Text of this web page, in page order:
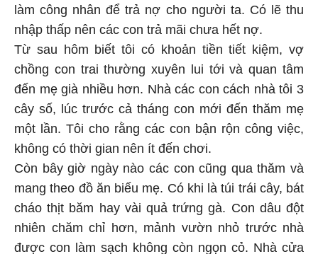
làm công nhân để trả nợ cho người ta. Có lẽ thu
nhập thấp nên các con trả mãi chưa hết nợ.
Từ sau hôm biết tôi có khoản tiền tiết kiệm, vợ
chồng con trai thường xuyên lui tới và quan tâm
đến mẹ già nhiều hơn. Nhà các con cách nhà tôi 3
cây số, lúc trước cả tháng con mới đến thăm mẹ
một lần. Tôi cho rằng các con bận rộn công việc,
không có thời gian nên ít đến chơi.
Còn bây giờ ngày nào các con cũng qua thăm và
mang theo đồ ăn biếu mẹ. Có khi là túi trái cây, bát
cháo thịt băm hay vài quả trứng gà. Con dâu đột
nhiên chăm chỉ hơn, mảnh vườn nhỏ trước nhà
được con làm sạch không còn ngọn cỏ. Nhà cửa